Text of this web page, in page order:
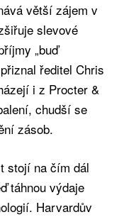
větší zájem v
slevové
„buď
ředitel Chris
i z Procter &
chudší se
zásob.
stojí na čím dál
táhnou výdaje
Harvardův